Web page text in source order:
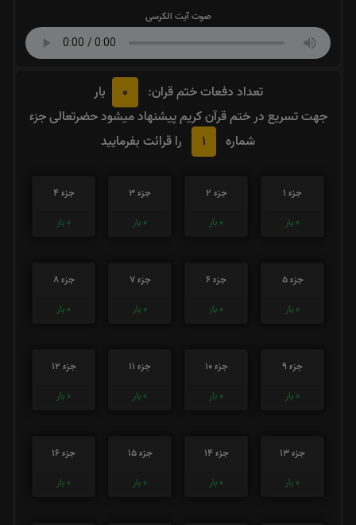
صوت آیت الکرسی
تعداد دفعات ختم قران: 0
بار
جهت تسریع در ختم قرآن کریم پیشنهاد میشود حضرتعالی جزء
شماره
1 را قرائت بفرمایید
جزء 1
0 بار
جزء 2
0 بار
جزء 3
0 بار
جزء 4
0 بار
جزء 5
0 بار
جزء 6
0 بار
جزء 7
0 بار
جزء 8
0 بار
جزء 9
0 بار
جزء 10
0 بار
جزء 11
0 بار
جزء 12
0 بار
جزء 13
0 بار
جزء 14
0 بار
جزء 15
0 بار
جزء 16
0 بار